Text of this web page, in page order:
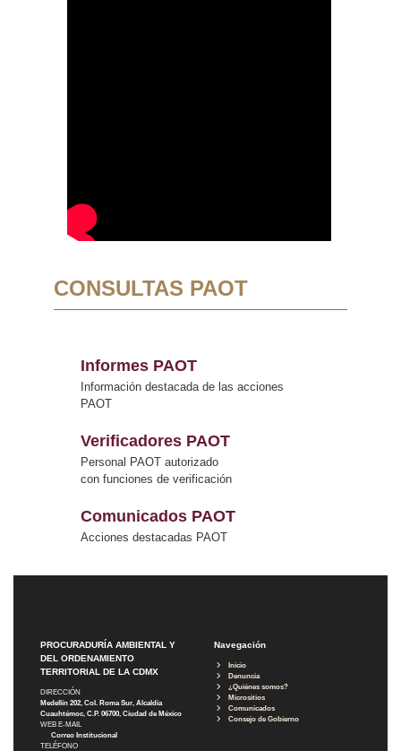
CONSULTAS PAOT
Informes PAOT
Información destacada de las acciones
PAOT
Verificadores PAOT
Personal PAOT autorizado
con funciones de verificación
Comunicados PAOT
Acciones destacadas PAOT
PROCURADURÍA AMBIENTAL Y
DEL ORDENAMIENTO
TERRITORIAL DE LA CDMX
DIRECCIÓN
Medellín 202, Col. Roma Sur, Alcaldía
Cuauhtémoc, C.P. 06700, Ciudad de México
WEB E-MAIL
Correo Institucional
TELÉFONO
Navegación
Inicio
Denuncia
¿Quiénes somos?
Micrositios
Comunicados
Consejo de Gobierno